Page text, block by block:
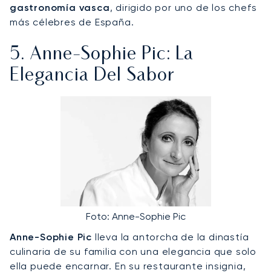
gastronomía vasca, dirigido por uno de los chefs
más célebres de España.
5. Anne-Sophie Pic: La
Elegancia Del Sabor
Foto: Anne-Sophie Pic
Anne-Sophie Pic lleva la antorcha de la dinastía
culinaria de su familia con una elegancia que solo
ella puede encarnar. En su restaurante insignia,